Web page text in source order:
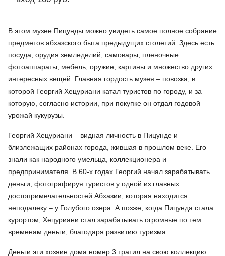
В этом музее Пицунды можно увидеть самое полное собрание
предметов абхазского быта предыдущих столетий. Здесь есть
посуда, орудия земледелий, самовары, пленочные
фотоаппараты, мебель, оружие, картины и множество других
интересных вещей. Главная гордость музея – повозка, в
которой Георгий Хецуриани катал туристов по городу, и за
которую, согласно истории, при покупке он отдал годовой
урожай кукурузы.
Георгий Хецуриани – видная личность в Пицунде и
близлежащих районах города, жившая в прошлом веке. Его
знали как народного умельца, коллекционера и
предпринимателя. В 60-х годах Георгий начал зарабатывать
деньги, фотографируя туристов у одной из главных
достопримечательностей Абхазии, которая находится
неподалеку – у Голубого озера. А позже, когда Пицунда стала
курортом, Хецуриани стал зарабатывать огромные по тем
временам деньги, благодаря развитию туризма.
Деньги эти хозяин дома номер 3 тратил на свою коллекцию.